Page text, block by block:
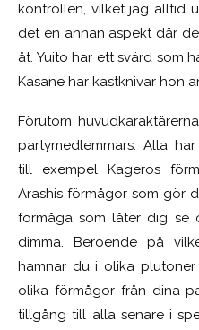
kontrollen, vilket jag alltid
det en annan aspekt där
åt. Yuito har ett svärd som
Kasane har kastknivar hon
Förutom
partymedlemmars. Alla
till exempel Kageros
Arashis förmågor som gör
förmåga som låter dig se
dimma. Beroende på
hamnar du i olika
olika förmågor från dina
tillgång till alla senare i